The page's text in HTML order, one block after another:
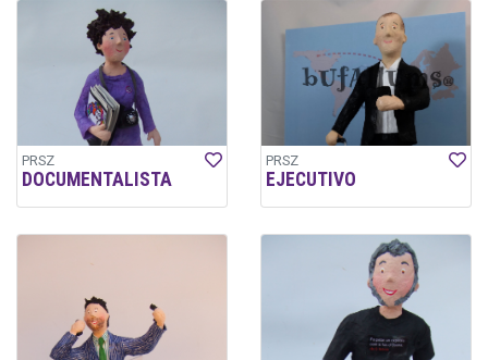
PRSZ
DOCUMENTALISTA
PRSZ
EJECUTIVO